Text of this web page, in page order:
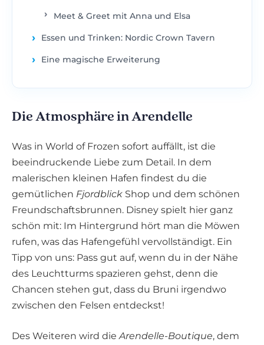
Meet & Greet mit Anna und Elsa
Essen und Trinken: Nordic Crown Tavern
Eine magische Erweiterung
Die Atmosphäre in Arendelle
Was in World of Frozen sofort auffällt, ist die
beeindruckende Liebe zum Detail. In dem
malerischen kleinen Hafen findest du die
gemütlichen Fjordblick Shop und dem schönen
Freundschaftsbrunnen. Disney spielt hier ganz
schön mit: Im Hintergrund hört man die Möwen
rufen, was das Hafengefühl vervollständigt. Ein
Tipp von uns: Pass gut auf, wenn du in der Nähe
des Leuchtturms spazieren gehst, denn die
Chancen stehen gut, dass du Bruni irgendwo
zwischen den Felsen entdeckst!
Des Weiteren wird die Arendelle-Boutique, dem